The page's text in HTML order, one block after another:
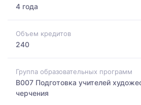
4 года
Объем кредитов
240
Группа образовательных программ
B007 Подготовка учителей
черчения